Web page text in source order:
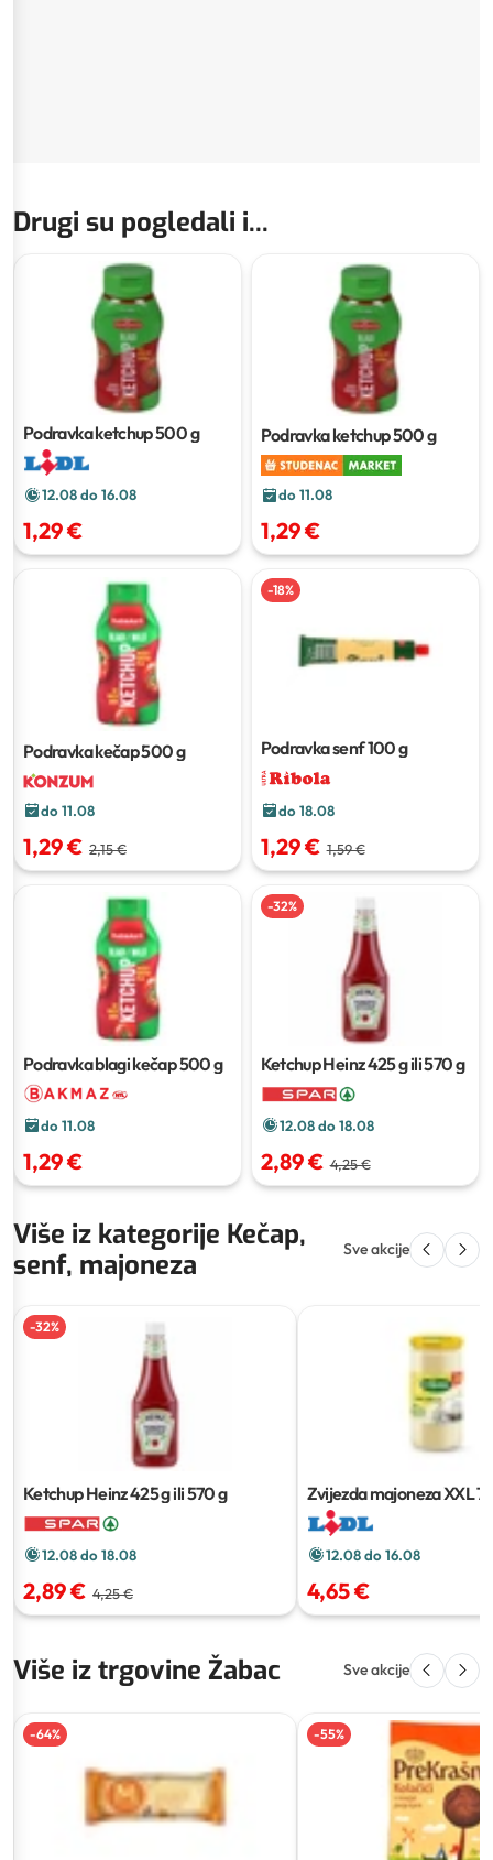
Drugi su pogledali i...
Podravka ketchup500 g
12.08 do 16.08
1,29 €
Podravka ketchup500 g
do 11.08
1,29 €
Podravka kečap500 g
do 11.08
1,29 € 2,15 €
-18%
Podravka senf100 g
do 18.08
1,29 € 1,59 €
Podravka blagi kečap500 g
do 11.08
1,29 €
-32%
Ketchup Heinz425 g ili 570 g
12.08 do 18.08
2,89 € 4,25 €
Više iz kategorije Kečap,
senf, majoneza
Sve akcije
-32%
Ketchup Heinz425 g ili 570 g
12.08 do 18.08
2,89 € 4,25 €
Zvijezda majoneza XXL
12.08 do 16.08
4,65 €
Više iz trgovine Žabac Sve akcije
-64% -55%